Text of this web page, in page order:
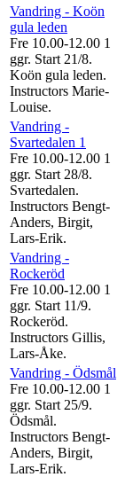
Vandring - Koön
gula leden
Fre 10.00-12.00 1
ggr. Start 21/8.
Koön gula leden.
Instructors Marie-
Louise.
Vandring -
Svartedalen 1
Fre 10.00-12.00 1
ggr. Start 28/8.
Svartedalen.
Instructors Bengt-
Anders, Birgit,
Lars-Erik.
Vandring -
Rockeröd
Fre 10.00-12.00 1
ggr. Start 11/9.
Rockeröd.
Instructors Gillis,
Lars-Åke.
Vandring - Ödsmål
Fre 10.00-12.00 1
ggr. Start 25/9.
Ödsmål.
Instructors Bengt-
Anders, Birgit,
Lars-Erik.